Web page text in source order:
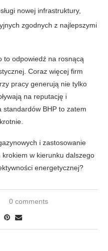
nowej infrastruktury,
zgodnych z najlepszymi
to odpowiedź na rosnącą
Coraz więcej firm
pracy generują nie tylko
na reputację i
BHP to zatem
i zastosowanie
w kierunku dalszego
energetycznej?
0 comments